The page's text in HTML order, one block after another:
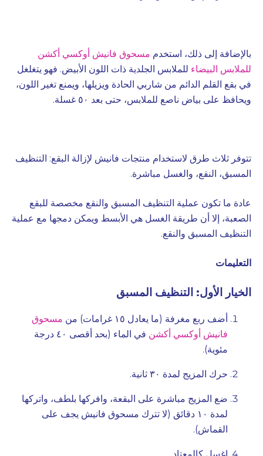
بالإضافة إلى ذلك، استخدم مسحوق فانيش أوكسي أكشن
للملابس البيضاء للملابس الجلدية ذات اللون الأبيض. فهو يتغلغل
في بقع القلم الدائم من شاربي الحادة ويزيلها، ويمنع تغير اللون،
ويحافظ على بياض ناصع للملابس، حتى بعد ٥٠ غسلة.
تتوفر ثلاث طرق لاستخدام منتجات فانيش لإزالة البقع: التنظيف
المسبق، النقع، والغسل مباشرة.
عادة ما تكون عملية التنظيف المسبق والنقع مخصصة للبقع
الصعبة، إلا أن طريقة الغسل هي الأبسط ويمكن دمجها مع عملية
التنظيف المسبق والنقع.
التعليمات
الخيار الأول: التنظيف المسبق
أضف ربع مغرفة (ما يعادل ١٥ غرامات) من
مسحوق
فانيش أوكسي أكشن
في الماء (بحد أقصى ٤٠ درجة
مئوية).
حرك المزيج لمدة ٣٠ ثانية.
ضع المزيج مباشرة على البقعة، وافركها بلطف، واتركها
لمدة ١٠ دقائق (لا تترك مسحوق فانيش يجف على
القماش).